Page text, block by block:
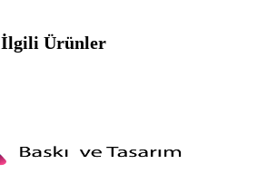
İlgili Ürünler